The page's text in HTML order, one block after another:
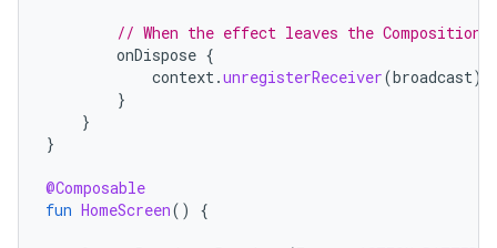
// When the effect leaves the Composition,
onDispose {
context.unregisterReceiver(broadcast)
}
}
}
@Composable
fun HomeScreen() {